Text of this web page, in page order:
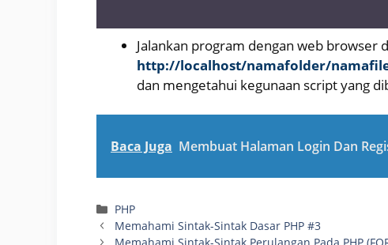
Jalankan program dengan web browser
http://localhost/namafolder/
dan mengetahui kegunaan script yang
Baca Juga Membuat Halaman Login Dan
Categories
PHP
Memahami Sintak-Sintak Dasar PHP #3